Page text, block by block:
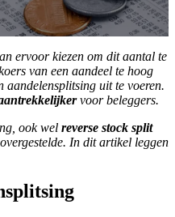
ervoor kiezen om dit aantal te
van een aandeel te hoog
aandelensplitsing uit te voeren.
voor beleggers.
ook wel reverse stock split
In dit artikel leggen